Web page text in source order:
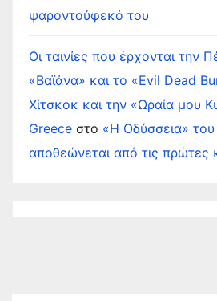
ψαροντούφεκό του
Οι ταινίες που έρχονται την
«Βαϊάνα» και το «Evil Dead
Χίτσκοκ και την «Ωραία μου
Greece στο «Η Οδύσσεια»
αποθεώνεται από τις πρώτες